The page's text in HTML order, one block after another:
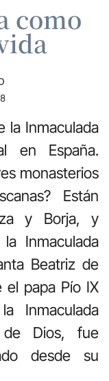
como
la Inmaculada
en España.
monasterios
Están
y Borja, y
Inmaculada
Beatriz de
el papa Pío IX
Inmaculada
de Dios, fue
desde su